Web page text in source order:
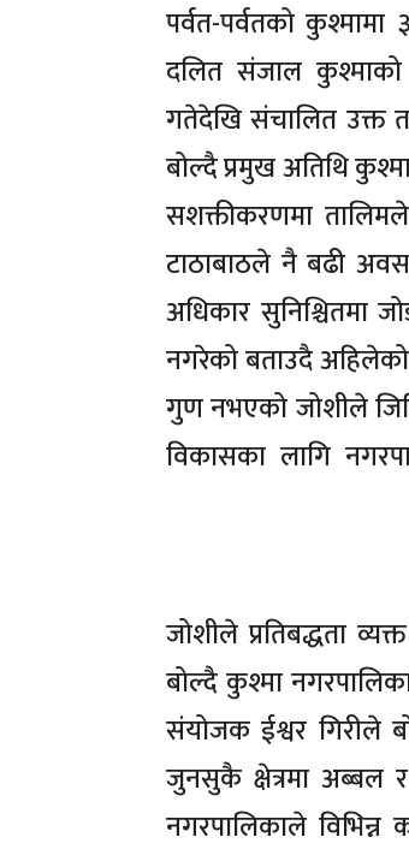
पर्वत-पर्वतको
दलित संजाल
गतेदेखि संचालित उक्त
बोल्दै प्रमुख अतिथि
सशक्तीकरणमा
टाठाबाठले नै बढी
अधिकार सुनिश्चितमा
नगरेको बताउदै
गुण नभएको जोशीले
विकासका लागि
जोशीले प्रतिबद्धता
बोल्दै कुश्मा
संयोजक ईश्वर गिरीले
जुनसुकै क्षेत्रमा अब्बल
नगरपालिकाले